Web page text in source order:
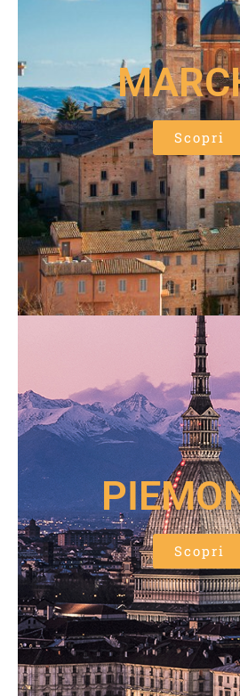
Scopri
Scopri